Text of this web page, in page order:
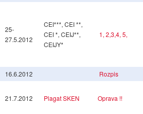
25-
27.5.2012
CEI***, CEI **,
CEI *, CEIJ**,
CEIJY*
1, 2,3,4, 5,
16.6.2012
Rozpis
21.7.2012 Plagat SKEN Oprava !!